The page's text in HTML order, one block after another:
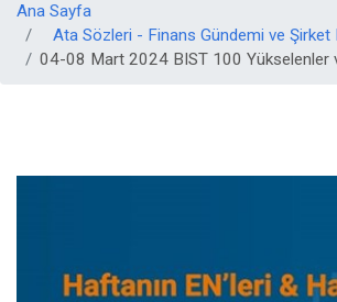
Ana Sayfa
Ata Sözleri - Finans Gündemi ve Şirket
04-08 Mart 2024 BIST 100 Yükselenler